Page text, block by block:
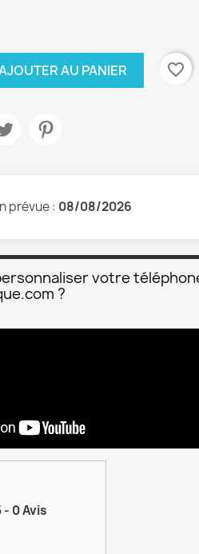
AU PANIER favorite_border
prévue : 08/08/2026
votre
?
- 0Avis